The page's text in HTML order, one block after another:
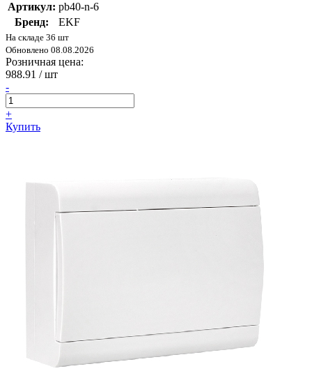
Артикул: pb40-n-6
Бренд:
EKF
На складе 36 шт
Обновлено 08.08.2026
Розничная цена:
988.91 / шт
-
+
Купить